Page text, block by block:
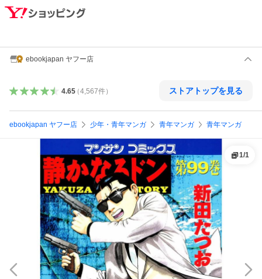
ebookjapan ヤフー店
4.65（4,567件） ストアトップを見る
ebookjapan ヤフー店 少年・青年マンガ 青年マンガ 青年マンガ
1/1